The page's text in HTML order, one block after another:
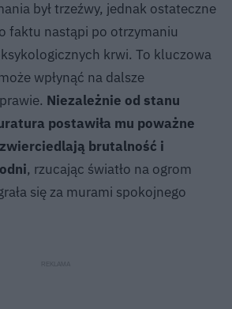
był trzeźwy, jednak ostateczne
faktu nastąpi po otrzymaniu
krwi. To kluczowa
wpłynąć na dalsze
Niezależnie od stanu
postawiła mu poważne
brutalność i
, rzucając światło na ogrom
się za murami spokojnego